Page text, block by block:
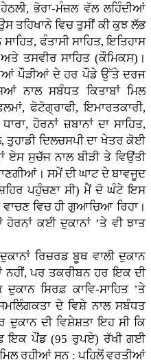
ਭੋਰਾ-ਮੰਜ਼ਲ ਵੱਲ ਲਹਿੰਦੀਆਂ
ਤਹਿਖਾਨੇ ਵਿਚ ਤੁਸੀਂ ਕੀ ਕੁਝ ਲੱਭ
ਫੰਤਾਸੀ ਸਾਹਿਤ, ਇਤਿਹਾਸ
ਤਸਵੀਰ ਸਾਹਿਤ (ਕੌਮਿਕਸ)।
ਪੌੜੀਆਂ ਦੇ ਹਰ ਪੌਡੇ ਉੱਤੇ ਦਰਜ
ਨਾਲ ਸਬੰਧਤ ਕਿਤਾਬਾਂ ਮਿਲ
ਫੋਟੋਗ੍ਰਾਫੀ, ਇਮਾਰਤਕਾਰੀ,
ਹੋਰਨਾਂ ਜ਼ਬਾਨਾਂ ਦਾ ਸਾਹਿਤ,
ਦਿਲਚਸਪੀ ਦਾ ਖੇਤਰ ਕੋਈ
ਸੁਚੱਜ ਨਾਲ ਬੀੜੀ ਤੇ ਵਿਉਂਤੀ
ਸਮੇਂ ਦੀ ਘਾਟ ਦੇ ਬਾਵਜੂਦ
ਪਹੁੰਚਣਾ ਸੀ) ਮੈਂ ਦੋ ਘੰਟੇ ਇਸ
ਵਿਚ ਹੀ ਗੁਆਚਿਆ ਰਿਹਾ।
ਕਈ ਦੁਕਾਨਾਂ ’ਤੇ ਵੀ ਝਾਤ
ਰਿਚਰਡ ਬੂਥ ਵਾਲੀ ਦੁਕਾਨ
ਨਹੀਂ, ਪਰ ਤਕਰੀਬਨ ਹਰ ਇਕ ਦੀ
ਸਿਰਫ਼ ਕਾਵਿ-ਸਾਹਿਤ ’ਤੇ
ਦੇ ਵਿਸ਼ੇ ਨਾਲ ਸਬੰਧਤ
ਦੀ ਵਿਸ਼ੇਸ਼ਤਾ ਇਹ ਸੀ ਕਿ
ਇਕ ਪੌਂਡ (95 ਰੁਪਏ) ਰੱਖੀ ਗਈ
ਰਹੀਆਂ ਸਨ : ਪਹਿਲੋਂ ਵਰਤੀਆਂ